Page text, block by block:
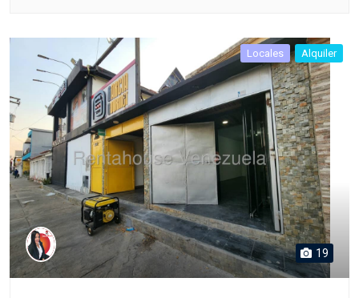
Locales Alquiler
19